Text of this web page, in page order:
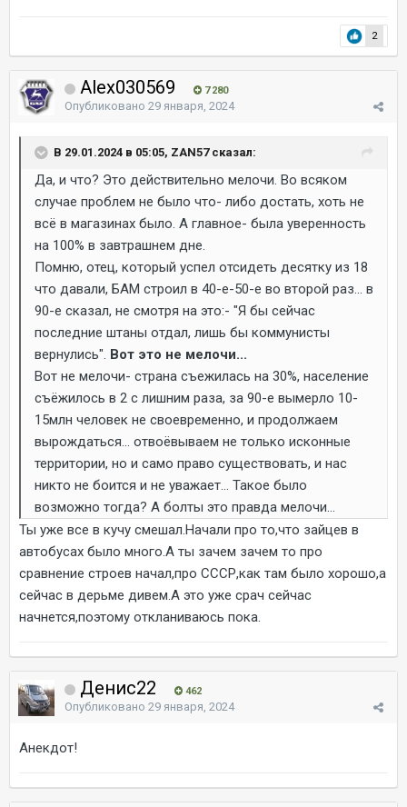
2
Alex030569 7 280
Опубликовано 29 января, 2024
В 29.01.2024 в 05:05, ZAN57 сказал:
Да, и что? Это действительно мелочи. Во всяком
случае проблем не было что- либо достать, хоть не
всё в магазинах было. А главное- была уверенность
на 100% в завтрашнем дне.
Помню, отец, который успел отсидеть десятку из 18
что давали, БАМ строил в 40-е-50-е во второй раз... в
90-е сказал, не смотря на это:- "Я бы сейчас
последние штаны отдал, лишь бы коммунисты
вернулись". Вот это не мелочи...
Вот не мелочи- страна съежилась на 30%, население
съёжилось в 2 с лишним раза, за 90-е вымерло 10-
15млн человек не своевременно, и продолжаем
вырождаться... отвоёвываем не только исконные
территории, но и само право существовать, и нас
никто не боится и не уважает... Такое было
возможно тогда? А болты это правда мелочи...
Ты уже все в кучу смешал.Начали про то,что зайцев в
автобусах было много.А ты зачем зачем то про
сравнение строев начал,про СССР,как там было хорошо,а
сейчас в дерьме дивем.А это уже срач сейчас
начнется,поэтому откланиваюсь пока.
Денис22 462
Опубликовано 29 января, 2024
Анекдот!